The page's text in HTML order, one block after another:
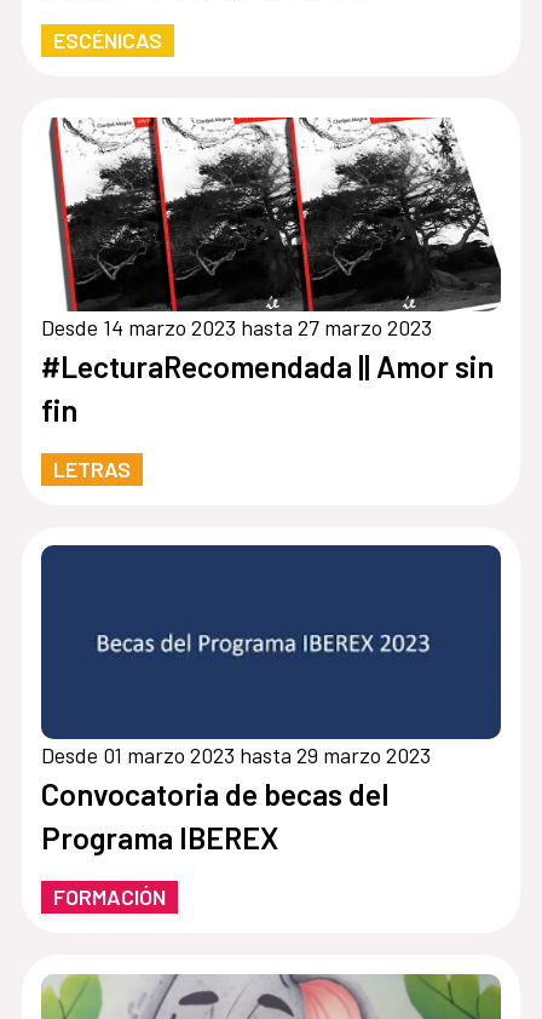
ESCÉNICAS
Desde 14 marzo 2023 hasta 27 marzo 2023
#LecturaRecomendada || Amor sin
fin
LETRAS
Desde 01 marzo 2023 hasta 29 marzo 2023
Convocatoria de becas del
Programa IBEREX
FORMACIÓN